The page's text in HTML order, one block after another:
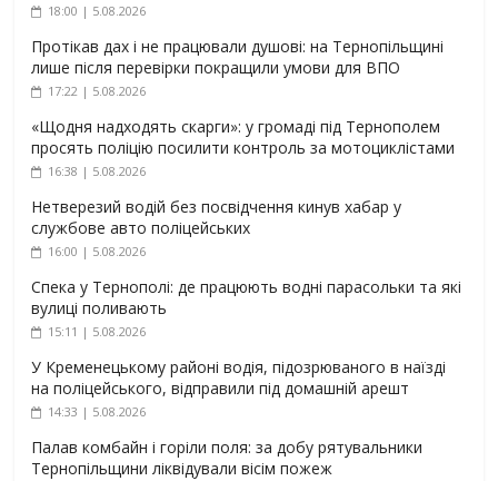
18:00 | 5.08.2026
Протікав дах і не працювали душові: на Тернопільщині
лише після перевірки покращили умови для ВПО
17:22 | 5.08.2026
«Щодня надходять скарги»: у громаді під Тернополем
просять поліцію посилити контроль за мотоциклістами
16:38 | 5.08.2026
Нетверезий водій без посвідчення кинув хабар у
службове авто поліцейських
16:00 | 5.08.2026
Спека у Тернополі: де працюють водні парасольки та які
вулиці поливають
15:11 | 5.08.2026
У Кременецькому районі водія, підозрюваного в наїзді
на поліцейського, відправили під домашній арешт
14:33 | 5.08.2026
Палав комбайн і горіли поля: за добу рятувальники
Тернопільщини ліквідували вісім пожеж